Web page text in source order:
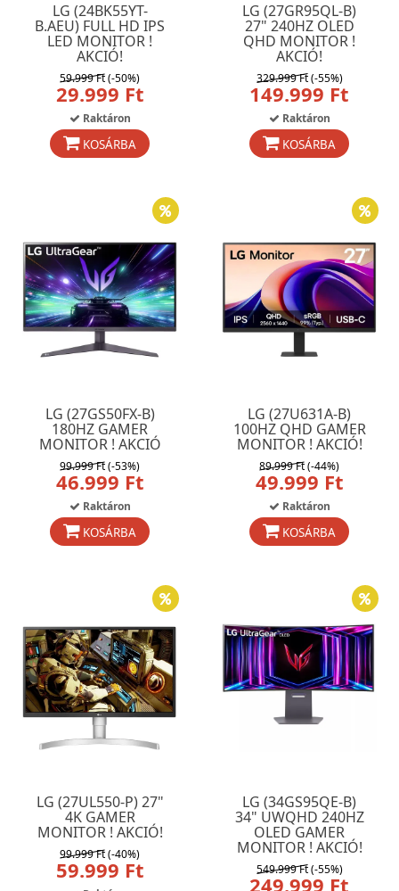
LG (24BK55YT-
B.AEU) FULL HD IPS
LED MONITOR !
AKCIÓ!
59.999 Ft(-50%)
29.999 Ft
Raktáron
KOSÁRBA
LG (27GR95QL-B)
27" 240HZ OLED
QHD MONITOR !
AKCIÓ!
329.999 Ft(-55%)
149.999 Ft
Raktáron
KOSÁRBA
LG (27GS50FX-B)
180HZ GAMER
MONITOR ! AKCIÓ
99.999 Ft(-53%)
46.999 Ft
Raktáron
KOSÁRBA
LG (27U631A-B)
100HZ QHD GAMER
MONITOR ! AKCIÓ!
89.999 Ft(-44%)
49.999 Ft
Raktáron
KOSÁRBA
LG (27UL550-P) 27"
4K GAMER
MONITOR ! AKCIÓ!
99.999 Ft(-40%)
59.999 Ft
LG (34GS95QE-B)
34" UWQHD 240HZ
OLED GAMER
MONITOR ! AKCIÓ!
549.999 Ft(-55%)
249.999 Ft